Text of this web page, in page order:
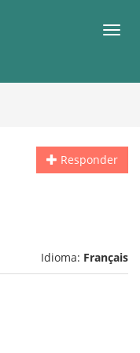
Responder
Idioma: Français